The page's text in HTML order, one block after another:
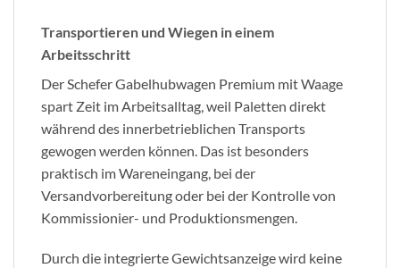
Transportieren und Wiegen in einem
Arbeitsschritt
Der Schefer Gabelhubwagen Premium mit Waage
spart Zeit im Arbeitsalltag, weil Paletten direkt
während des innerbetrieblichen Transports
gewogen werden können. Das ist besonders
praktisch im Wareneingang, bei der
Versandvorbereitung oder bei der Kontrolle von
Kommissionier- und Produktionsmengen.
Durch die integrierte Gewichtsanzeige wird keine